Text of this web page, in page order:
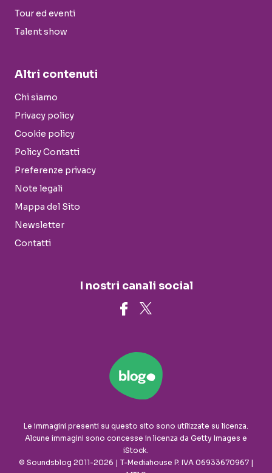
Tour ed eventi
Talent show
Altri contenuti
Chi siamo
Privacy policy
Cookie policy
Policy Contatti
Preferenze privacy
Note legali
Mappa del Sito
Newsletter
Contatti
I nostri canali social
Le immagini presenti su questo sito sono utilizzate su licenza.
Alcune immagini sono concesse in licenza da Getty Images e
iStock.
© Soundsblog 2011-2026 | T-Mediahouse P. IVA 06933670967 |